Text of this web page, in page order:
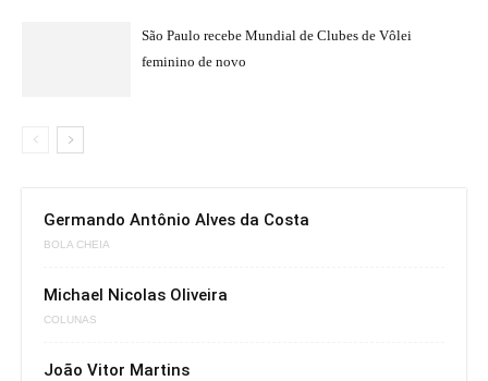
São Paulo recebe Mundial de Clubes de Vôlei
feminino de novo
Germando Antônio Alves da Costa
BOLA CHEIA
Michael Nicolas Oliveira
COLUNAS
João Vitor Martins